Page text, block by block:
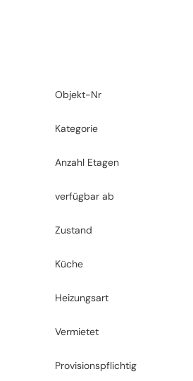
Objekt-Nr
Kategorie
Anzahl Etagen
verfügbar ab
Zustand
Küche
Heizungsart
Vermietet
Provisionspflichtig